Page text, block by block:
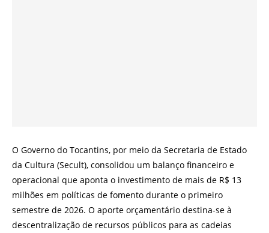
O Governo do Tocantins, por meio da Secretaria de Estado
da Cultura (Secult), consolidou um balanço financeiro e
operacional que aponta o investimento de mais de R$ 13
milhões em políticas de fomento durante o primeiro
semestre de 2026. O aporte orçamentário destina-se à
descentralização de recursos públicos para as cadeias